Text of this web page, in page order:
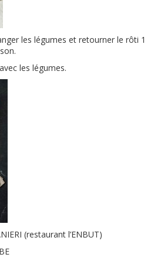
les légumes et retourner le rôti 1
les légumes.​
(restaurant l’ENBUT)